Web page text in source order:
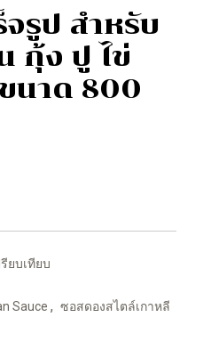
รูป สำหรับ
กุ้ง ปู ไข่
นาด 800
รียบเทียบ
Sauce , ซอสดองสไตล์เกาหลี